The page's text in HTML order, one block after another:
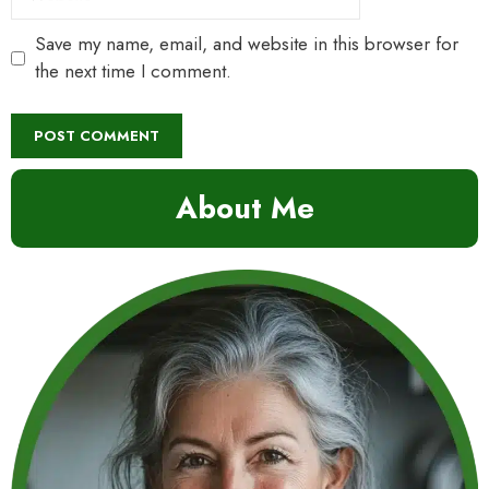
Save my name, email, and website in this browser for
the next time I comment.
About Me